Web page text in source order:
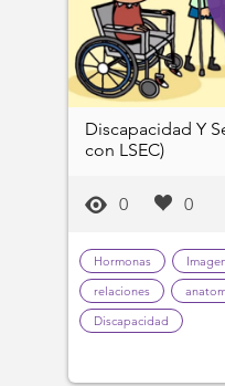
Discapacidad Y
con LSEC)
0 0
Hormonas
relaciones
Discapacidad